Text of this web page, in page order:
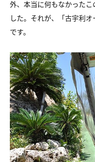
外、 本当に何もなかった
した。 それが、「古宇利
です。